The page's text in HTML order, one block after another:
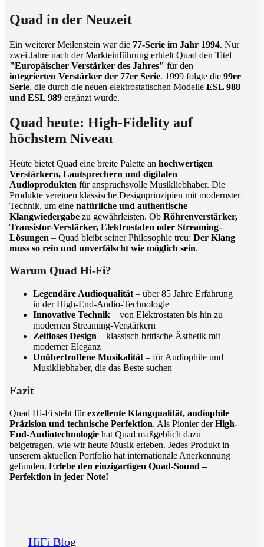
HiFi Blog
Quad in der Neuzeit
Ein weiterer Meilenstein war die 77-Serie im Jahr 1994. Nur
zwei Jahre nach der Markteinführung erhielt Quad den Titel
"Europäischer Verstärker des Jahres" für den
integrierten Verstärker der 77er Serie. 1999 folgte die 99er
Serie, die durch die neuen elektrostatischen Modelle ESL 988
und ESL 989 ergänzt wurde.
Quad heute: High-Fidelity auf
höchstem Niveau
Heute bietet Quad eine breite Palette an hochwertigen
Verstärkern, Lautsprechern und digitalen
Audioprodukten für anspruchsvolle Musikliebhaber. Die
Produkte vereinen klassische Designprinzipien mit modernster
Technik, um eine natürliche und authentische
Klangwiedergabe zu gewährleisten. Ob Röhrenverstärker,
Transistor-Verstärker, Elektrostaten oder Streaming-
Lösungen – Quad bleibt seiner Philosophie treu: Der Klang
muss so rein und unverfälscht wie möglich sein.
Warum Quad Hi-Fi?
Legendäre Audioqualität – über 85 Jahre Erfahrung
in der High-End-Audio-Technologie
Innovative Technik – von Elektrostaten bis hin zu
modernen Streaming-Verstärkern
Zeitloses Design – klassisch britische Ästhetik mit
moderner Eleganz
Unübertroffene Musikalität – für Audiophile und
Musikliebhaber, die das Beste suchen
Fazit
Quad Hi-Fi steht fürexzellente Klangqualität, audiophile
Präzision und technische Perfektion. Als Pionier derHigh-
End-Audiotechnologie hat Quad maßgeblich dazu
beigetragen, wie wir heute Musik erleben. Jedes Produkt in
unserem aktuellen Portfolio hat internationale Anerkennung
gefunden. Erlebe den einzigartigen Quad-Sound –
Perfektion in jeder Note!